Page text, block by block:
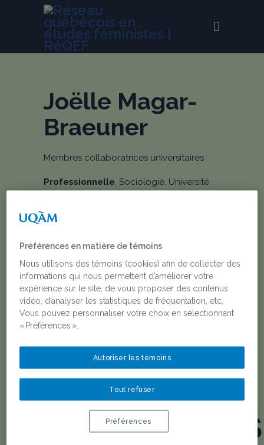
Joëlle Magar-
Braeuner
Membres collaboratrices universitaires
Professionnelle, Sociologie, Université
du Québec à Montréal
universitaires
joelle.magar@orange.fr
PUBLICATIONS
Préférences en matière de témoins
Nous utilisons des témoins (cookies) afin de collecter des
informations qui nous permettent d’améliorer votre
expérience sur le site, de vous proposer des contenus
vidéo, d’analyser les statistiques de fréquentation, etc.
Vous pouvez personnaliser votre choix en sélectionnant
« Préférences ».
Tout refuser
Autoriser les témoins
Préférences